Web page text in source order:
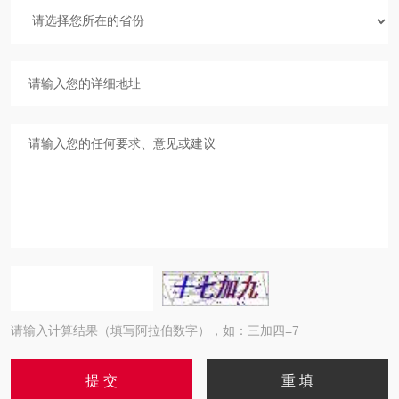
请输入计算结果（填写阿拉伯数字），如：三加四=7